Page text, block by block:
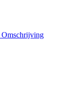
Omschrijving